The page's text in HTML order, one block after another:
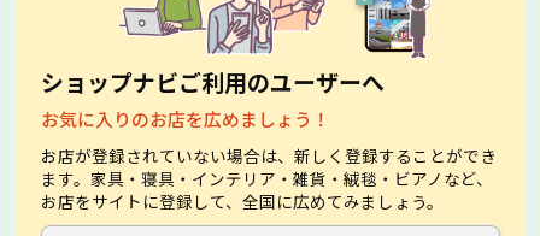
ショップナビご利用のユーザーへ
お気に入りのお店を広めましょう！
お店が登録されていない場合は、新しく登録することができ
ます。家具・寝具・インテリア・雑貨・絨毯・ビアノなど、
お店をサイトに登録して、全国に広めてみましょう。